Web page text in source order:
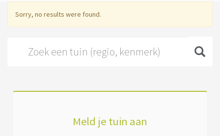
Sorry, no results were found.
Meld je tuin aan